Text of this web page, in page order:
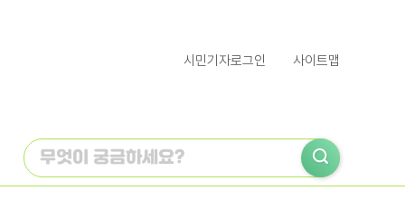
시민기자로그인 사이트맵